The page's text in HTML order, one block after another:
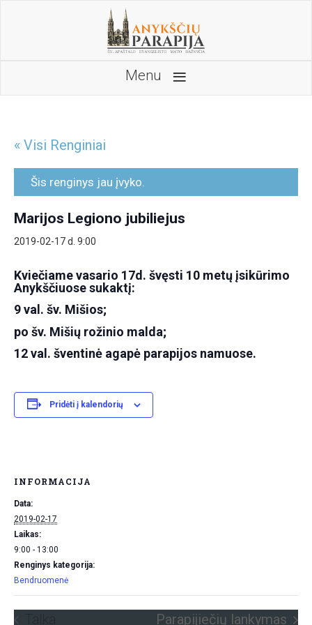
Menu ≡
« Visi Renginiai
Šis renginys jau įvyko.
Marijos Legiono jubiliejus
2019-02-17 d. 9:00
Kviečiame vasario 17d. švęsti 10 metų įsikūrimo
Anykščiuose sukaktį:
9 val. šv. Mišios;
po šv. Mišių rožinio malda;
12 val. šventinė agapė parapijos namuose.
Pridėti į kalendorių
INFORMACIJA
Data:
2019-02-17
Laikas:
9:00 - 13:00
Renginys kategorija:
Bendruomenė
Talka Parapijiečių lankymas